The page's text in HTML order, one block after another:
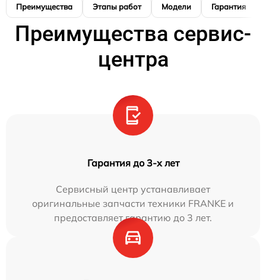
Преимущества Этапы работ Модели Гарантия
Преимущества сервис-
центра
Гарантия до 3-х лет
Сервисный центр устанавливает
оригинальные запчасти техники FRANKE и
предоставляет гарантию до 3 лет.